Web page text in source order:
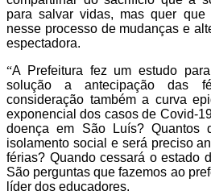
para salvar vidas, mas quer
nesse processo de mudanças e
espectadora.
“A Prefeitura fez um estudo
solução a antecipação das
consideração também a curva
exponencial dos casos de Covid-
doença em São Luís? Quantos
isolamento social e será preciso
férias? Quando cessará o estado
São perguntas que fazemos ao
líder dos educadores.